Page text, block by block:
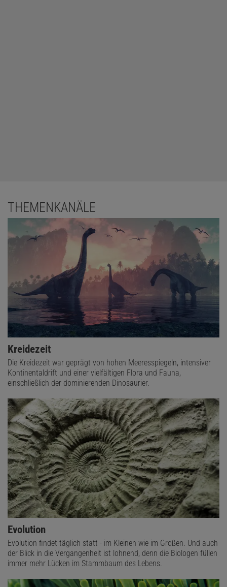
THEMENKANÄLE
Kreidezeit
Die Kreidezeit war geprägt von hohen Meeresspiegeln, intensiver
Kontinentaldrift und einer vielfältigen Flora und Fauna,
einschließlich der dominierenden Dinosaurier.
Evolution
Evolution findet täglich statt - im Kleinen wie im Großen. Und auch
der Blick in die Vergangenheit ist lohnend, denn die Biologen füllen
immer mehr Lücken im Stammbaum des Lebens.